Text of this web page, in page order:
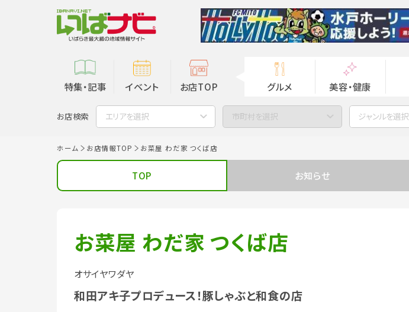
特集・記事 イベント お店TOP グルメ 美容・健康
お店検索 エリアを選択 市町村を選択 ジャンルを選択
ホーム お店情報TOP お菜屋 わだ家 つくば店
TOP お知らせ
お菜屋 わだ家 つくば店
オサイヤワダヤ
和田アキ子プロデュース！豚しゃぶと和食の店